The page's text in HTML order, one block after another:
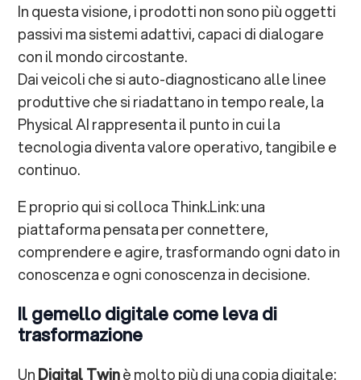
In questa visione, i prodotti non sono più oggetti
passivi ma sistemi adattivi, capaci di dialogare
con il mondo circostante.
Dai veicoli che si auto-diagnosticano alle linee
produttive che si riadattano in tempo reale, la
Physical AI rappresenta il punto in cui la
tecnologia diventa valore operativo, tangibile e
continuo.
E proprio qui si colloca Think.Link: una
piattaforma pensata per connettere,
comprendere e agire, trasformando ogni dato in
conoscenza e ogni conoscenza in decisione.
Il gemello digitale come leva di
trasformazione
UnDigital Twinè molto più di una copia digitale: